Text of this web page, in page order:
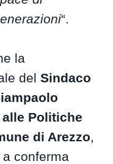
“.
la
delSindaco
Politiche
di Arezzo,
a conferma